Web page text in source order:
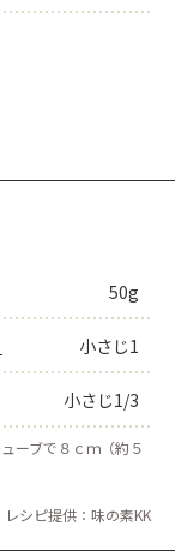
50g
小さじ1
小さじ1/3
ーブで８ｃｍ（約５
レシピ提供：味の素KK